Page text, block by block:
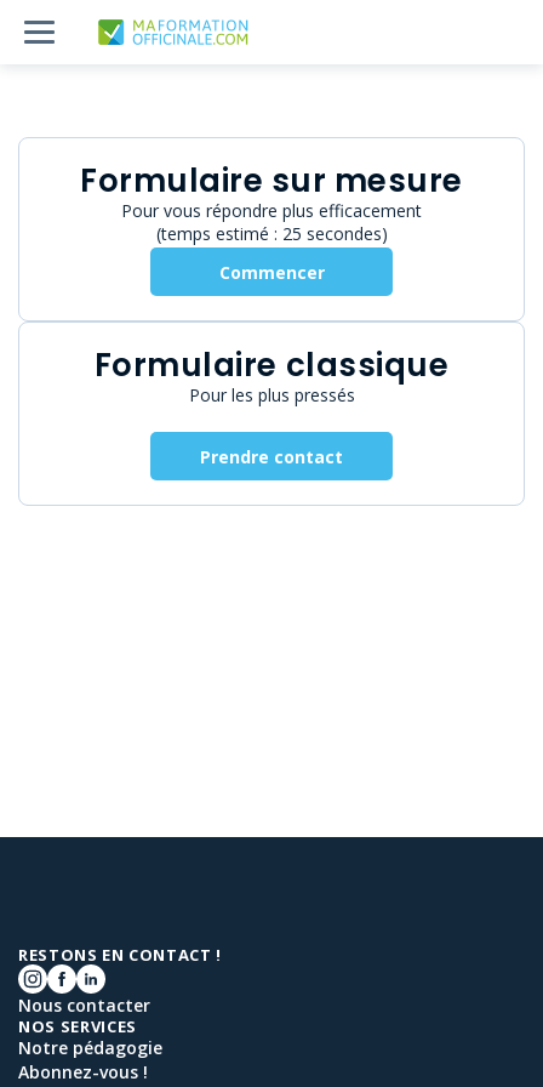
Formulaire sur mesure
Pour vous répondre plus efficacement
(temps estimé : 25 secondes)
Commencer
Formulaire classique
Pour les plus pressés
Prendre contact
RESTONS EN CONTACT !
Nous contacter
NOS SERVICES
Notre pédagogie
Abonnez-vous !